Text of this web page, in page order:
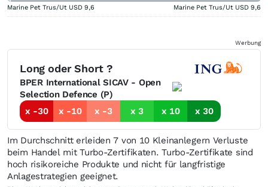
Marine Pet Trus/Ut USD 9,6 Marine Pet Trus/Ut USD 9,6
Werbung
Long oder Short ?
BPER International SICAV - Open
Selection Defence (P)
x -30
x -10 x -3 x 3 x 10 x 30
Im Durchschnitt erleiden 7 von 10 Kleinanlegern Verluste
beim Handel mit Turbo-Zertifikaten. Turbo-Zertifikate sind
hoch risikoreiche Produkte und nicht für langfristige
Anlagestrategien geeignet.